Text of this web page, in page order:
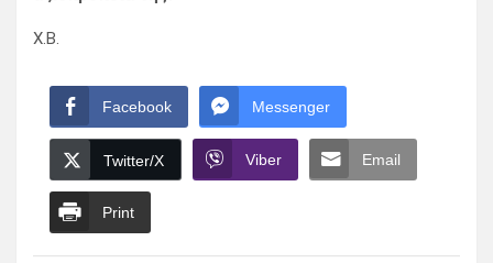
Χ.Β.
Facebook Messenger
Twitter/X Viber Email
Print